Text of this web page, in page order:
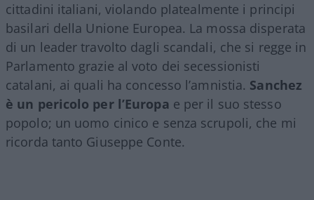
cittadini italiani, violando platealmente i principi
basilari della Unione Europea. La mossa disperata
di un leader travolto dagli scandali, che si regge in
Parlamento grazie al voto dei secessionisti
catalani, ai quali ha concesso l’amnistia. Sanchez
è un pericolo per l’Europa e per il suo stesso
popolo; un uomo cinico e senza scrupoli, che mi
ricorda tanto Giuseppe Conte.